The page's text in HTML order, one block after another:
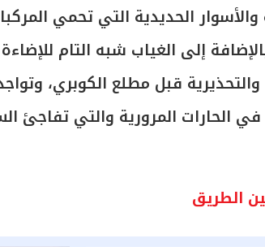
والأسوار الحديدية التي تحمي
إلى الغياب شبه التام
والتحذيرية قبل مطلع الكوبري،
الحارات المرورية والتي تفاجئ
الطريق